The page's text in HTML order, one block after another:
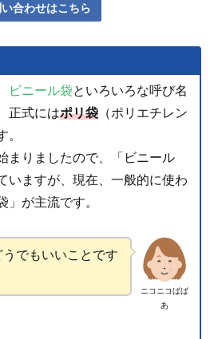
合わせはこちら
ビニール袋といろいろな呼び名
正式にはポリ袋（ポリエチレン
。
まりましたので、「ビニール
いますが、現在、一般的に使わ
」が主流です。
ニコニコばば
あ
でもいいことです